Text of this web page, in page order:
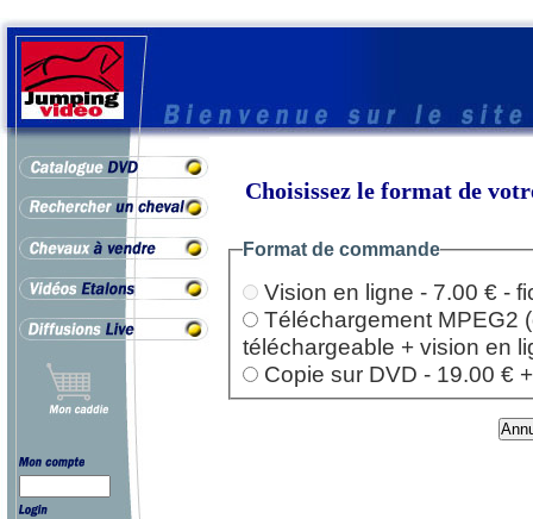
Choisissez le format de
Format de commande
Vision en ligne - 7.00 € -
Téléchargement MPEG2
téléchargeable + vision en
Copie sur DVD - 19.00 €